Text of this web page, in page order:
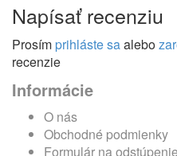
Napísať recenziu
Prosím prihláste saalebo
recenzie
Informácie
O nás
Obchodné podmienky
Formulár na